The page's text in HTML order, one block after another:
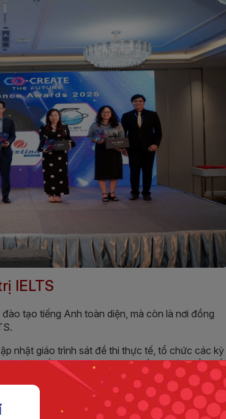
IELTS
tạo tiếng Anh toàn diện, mà còn là nơi đồng
nhật giáo trình sát đề thi thực tế, tổ chức các kỳ
rút ngắn thời gian luyện thi, tối đa hóa điểm số.
cho những nỗ lực không ngừng nghỉ ấy – một sự